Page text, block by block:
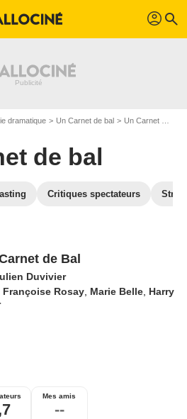
profil search
dramatique Un Carnet de bal Un Carnet de bal en Blu Ray
de bal
Critiques spectateurs
de Bal
Duvivier
Françoise Rosay Marie Belle Harry
Mes amis
--